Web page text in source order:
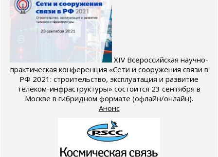
XIV Всероссийская научно-
практическая конференция «Сети и сооружения связи в
РФ 2021: строительство, эксплуатация и развитие
телеком-инфраструктуры» состоится 23 сентября в
Москве в гибридном формате (офлайн/онлайн).
Анонс